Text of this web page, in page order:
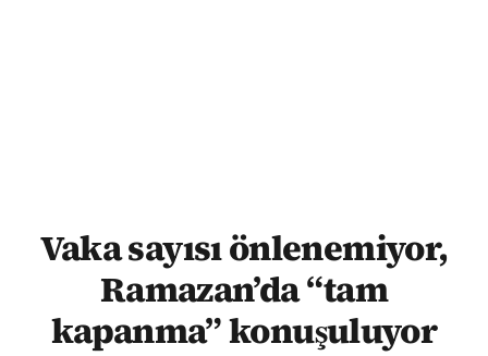
Vaka sayısı önlenemiyor,
Ramazan’da “tam
kapanma” konuşuluyor